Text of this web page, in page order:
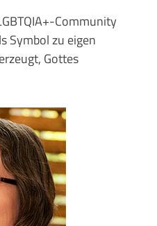
Community
Symbol zu eigen
Gottes